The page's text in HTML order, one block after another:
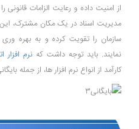
از امنیت داده و رعایت الزامات قانونی
مدیریت اسناد در یک مکان مشترک،
سازمان را تقویت کرده و به بهره
‌نمایند. باید توجه داشت که نرم ‌افزار
کارآمد از انواع نرم‌ افزار ها، از جمله